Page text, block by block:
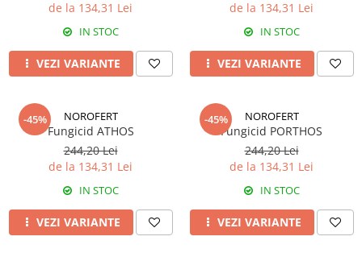
Fungicide
Biostimulatori
Fertilizanți foliari
Adjuvanți
CITRICE
Fertilizanți foliari
COACĂZ
Erbicide
Adjuvanți
Insecticide
Fertilizanți foliari
Insecticide
Fertilizanti foliari
Tratament semințe
Fungicide
Insecticide
de la 134,31 Lei
IN STOC
VEZI VARIANTE
de la 134,31 Lei
IN STOC
VEZI VARIANTE
-45% NOROFERT
Fungicid ATHOS
244,20 Lei
de la 134,31 Lei
IN STOC
VEZI VARIANTE
-45% NOROFERT
Fungicid PORTHOS
244,20 Lei
de la 134,31 Lei
IN STOC
VEZI VARIANTE